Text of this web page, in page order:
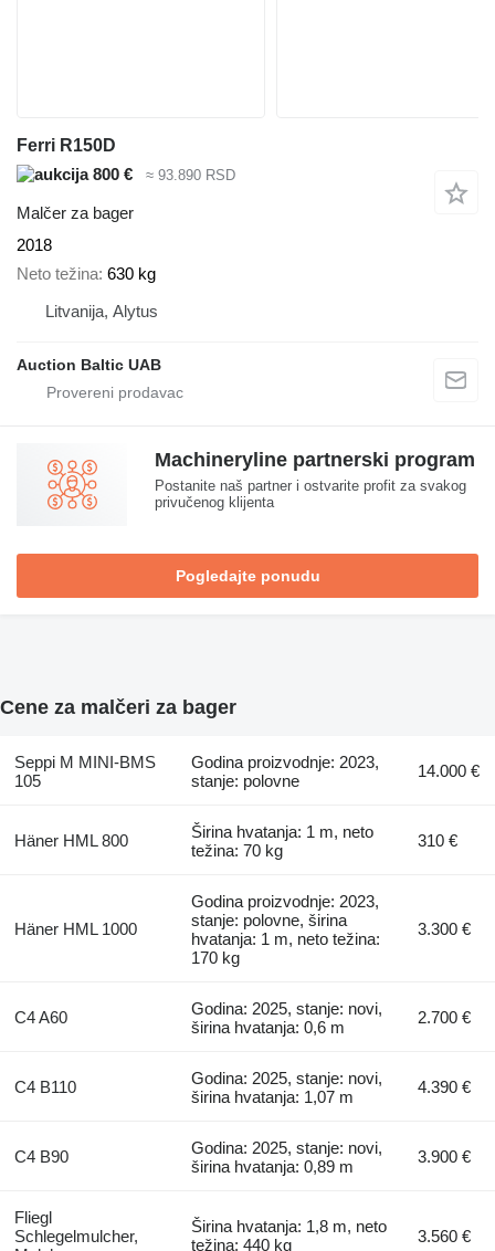
Ferri R150D
800 €
≈ 93.890 RSD
Malčer za bager
2018
Neto težina 630 kg
Litvanija, Alytus
Auction Baltic UAB
Machineryline partnerski program
Postanite naš partner i ostvarite profit za svakog
privučenog klijenta
Pogledajte ponudu
Cene za malčeri za bager
Seppi M MINI-BMS
105
Godina proizvodnje: 2023,
stanje: polovne
14.000 €
Häner HML 800
Širina hvatanja: 1 m, neto
težina: 70 kg
310 €
Häner HML 1000
Godina proizvodnje: 2023,
stanje: polovne, širina
hvatanja: 1 m, neto težina:
170 kg
3.300 €
C4 A60
Godina: 2025, stanje: novi,
širina hvatanja: 0,6 m
2.700 €
C4 B110
Godina: 2025, stanje: novi,
širina hvatanja: 1,07 m
4.390 €
C4 B90
Godina: 2025, stanje: novi,
širina hvatanja: 0,89 m
3.900 €
Fliegl
Schlegelmulcher,
Širina hvatanja: 1,8 m, neto
težina: 440 kg
3.560 €